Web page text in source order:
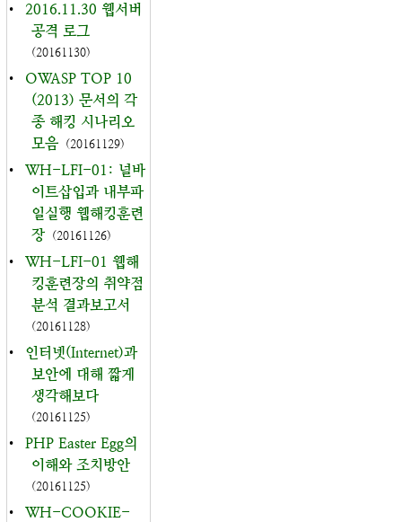
•
2016.11.30 웹서버
공격 로그
(20161130)
•
OWASP TOP 10
(2013) 문서의 각
종 해킹 시나리오
모음 (20161129)
•
WH-LFI-01: 널바
이트삽입과 내부파
일실행 웹해킹훈련
장 (20161126)
•
WH-LFI-01 웹해
킹훈련장의 취약점
분석 결과보고서
(20161128)
•
인터넷(Internet)과
보안에 대해 짧게
생각해보다
(20161125)
•
PHP Easter Egg의
이해와 조치방안
(20161125)
•
WH-COOKIE-